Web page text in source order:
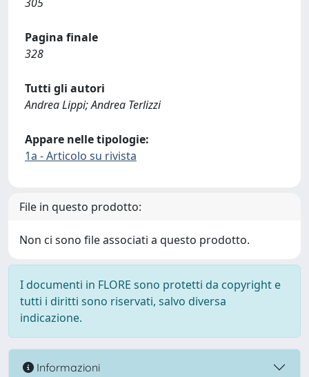
Pagina finale
328
Tutti gli autori
Andrea Lippi; Andrea Terlizzi
Appare nelle tipologie:
1a - Articolo su rivista
File in questo prodotto:
Non ci sono file associati a questo prodotto.
I documenti in FLORE sono protetti da copyright e
tutti i diritti sono riservati, salvo diversa
indicazione.
Informazioni